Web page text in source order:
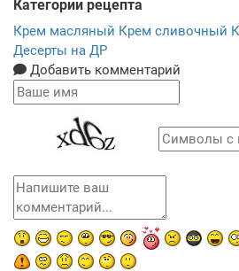
Категории рецепта
Крем масляный Крем сливочный
Десерты на ДР
Добавить комментарий